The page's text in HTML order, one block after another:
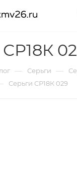
— Серьги —
Серьги СР18К 029